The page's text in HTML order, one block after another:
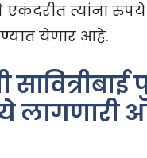
त्यांना
येणार आहे.
लागणारी